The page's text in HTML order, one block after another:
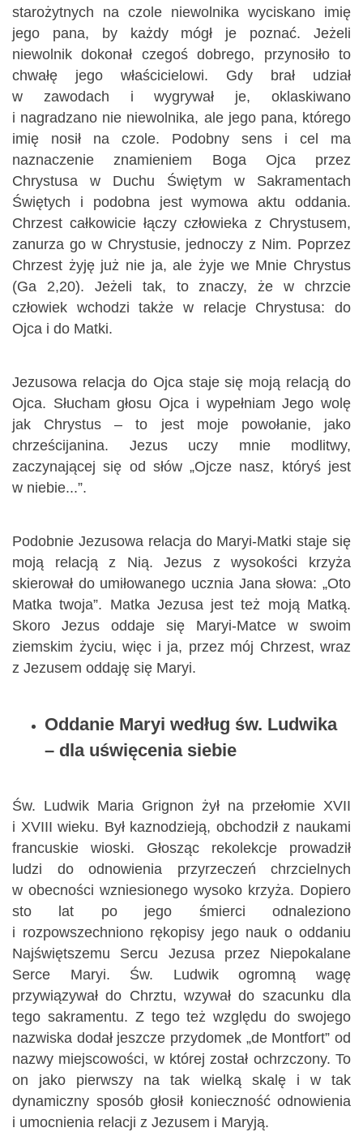
starożytnych na czole niewolnika wyciskano imię
jego pana, by każdy mógł je poznać. Jeżeli
niewolnik dokonał czegoś dobrego, przynosiło to
chwałę jego właścicielowi. Gdy brał udział
w zawodach i wygrywał je, oklaskiwano
i nagradzano nie niewolnika, ale jego pana, którego
imię nosił na czole. Podobny sens i cel ma
naznaczenie znamieniem Boga Ojca przez
Chrystusa w Duchu Świętym w Sakramentach
Świętych i podobna jest wymowa aktu oddania.
Chrzest całkowicie łączy człowieka z Chrystusem,
zanurza go w Chrystusie, jednoczy z Nim. Poprzez
Chrzest żyję już nie ja, ale żyje we Mnie Chrystus
(Ga 2,20). Jeżeli tak, to znaczy, że w chrzcie
człowiek wchodzi także w relacje Chrystusa: do
Ojca i do Matki.
Jezusowa relacja do Ojca staje się moją relacją do
Ojca. Słucham głosu Ojca i wypełniam Jego wolę
jak Chrystus – to jest moje powołanie, jako
chrześcijanina. Jezus uczy mnie modlitwy,
zaczynającej się od słów „Ojcze nasz, któryś jest
w niebie...”.
Podobnie Jezusowa relacja do Maryi-Matki staje się
moją relacją z Nią. Jezus z wysokości krzyża
skierował do umiłowanego ucznia Jana słowa: „Oto
Matka twoja”. Matka Jezusa jest też moją Matką.
Skoro Jezus oddaje się Maryi-Matce w swoim
ziemskim życiu, więc i ja, przez mój Chrzest, wraz
z Jezusem oddaję się Maryi.
Oddanie Maryi według św. Ludwika
– dla uświęcenia siebie
Św. Ludwik Maria Grignon żył na przełomie XVII
i XVIII wieku. Był kaznodzieją, obchodził z naukami
francuskie wioski. Głosząc rekolekcje prowadził
ludzi do odnowienia przyrzeczeń chrzcielnych
w obecności wzniesionego wysoko krzyża. Dopiero
sto lat po jego śmierci odnaleziono
i rozpowszechniono rękopisy jego nauk o oddaniu
Najświętszemu Sercu Jezusa przez Niepokalane
Serce Maryi. Św. Ludwik ogromną wagę
przywiązywał do Chrztu, wzywał do szacunku dla
tego sakramentu. Z tego też względu do swojego
nazwiska dodał jeszcze przydomek „de Montfort” od
nazwy miejscowości, w której został ochrzczony. To
on jako pierwszy na tak wielką skalę i w tak
dynamiczny sposób głosił konieczność odnowienia
i umocnienia relacji z Jezusem i Maryją.